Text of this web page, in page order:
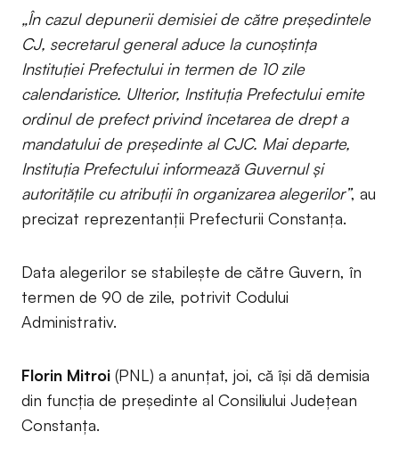
„În cazul depunerii demisiei de către președintele
CJ, secretarul general aduce la cunoștința
Instituției Prefectului in termen de 10 zile
calendaristice. Ulterior, Instituția Prefectului emite
ordinul de prefect privind încetarea de drept a
mandatului de președinte al CJC. Mai departe,
Instituția Prefectului informează Guvernul și
autoritățile cu atribuții în organizarea alegerilor”, au
precizat reprezentanții Prefecturii Constanța.
Data alegerilor se stabilește de către Guvern, în
termen de 90 de zile, potrivit Codului
Administrativ.
Florin Mitroi (PNL) a anunțat, joi, că își dă demisia
din funcția de președinte al Consiliului Județean
Constanța.